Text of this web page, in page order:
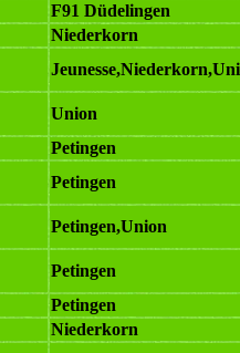
F91 Düdelingen
Niederkorn
Union
Petingen
Petingen
Petingen,Union
Petingen
Petingen
Niederkorn